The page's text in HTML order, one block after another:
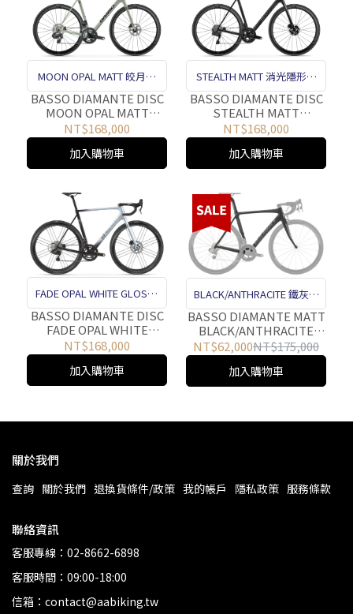
MOON OPAL MATT 皎月白
塗裝 碟煞
BASSO DIAMANTE DISC
MOON OPAL MATT
FRAMESET
NT$168,000
加入購物車
STEALTH MATT 消光隱形黑
塗裝 碟煞
BASSO DIAMANTE DISC
STEALTH MATT
FRAMESET
NT$168,000
加入購物車
FADE OPAL WHITE GLOSSY
漸層炫光白塗裝 碟煞
BASSO DIAMANTE DISC
FADE OPAL WHITE
GLOSSY FRAMESET
NT$168,000
加入購物車
BLACK/ANTHRACITE 鐵灰塗
裝
BASSO DIAMANTE MATT
BLACK/ANTHRACITE
FRAMESET
NT$62,000NT$175,000
加入購物車
關於我們
查詢 關於我們 退換貨條件/政策 我的帳戶 隱私政策 服務條款
聯絡資訊
客服專線：02-8662-6898
客服時間：09:00-18:00
信箱：contact@aabiking.tw